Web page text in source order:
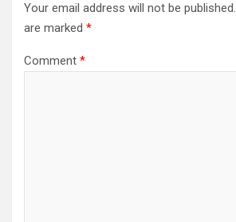
Your email address will not be published.
are marked *
Comment *